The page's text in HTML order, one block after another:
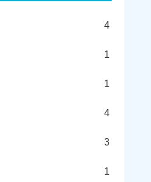
4
1
1
4
3
1